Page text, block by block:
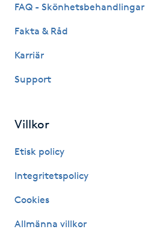
Hyperhidros
Hypnos
Hårbottenbehandling
Hårförlängning
Hårvård
Hälsa
FAQ - Skönhetsbehandlingar
Fakta & Råd
Karriär
Support
Villkor
Etisk policy
Integritetspolicy
Cookies
Allmänna villkor